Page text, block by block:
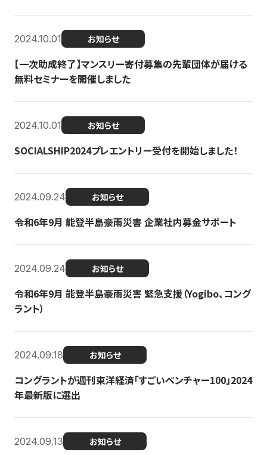
2024.10.01 お知らせ
【一次助成終了】マンスリー寄付募集の先輩団体が届ける
無料セミナーを開催しました
2024.10.01 お知らせ
SOCIALSHIP2024プレエントリー受付を開始しました！
2024.09.24 お知らせ
令和6年9月 能登半島豪雨災害 企業社内募金サポート
2024.09.24 お知らせ
令和6年9月 能登半島豪雨災害 緊急支援（Yogibo、コング
ラント）
2024.09.18 お知らせ
コングラントが週刊東洋経済「すごいベンチャー100」2024
年最新版に選出
2024.09.13 お知らせ